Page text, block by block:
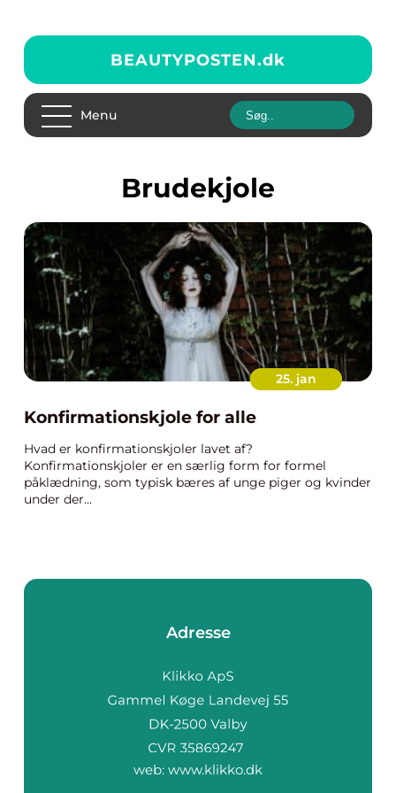
BEAUTYPOSTEN.dk
Menu
Brudekjole
25. jan
Konfirmationskjole for alle
Hvad er konfirmationskjoler lavet af?
Konfirmationskjoler er en særlig form for formel
påklædning, som typisk bæres af unge piger og kvinder
under der...
Adresse
web: www.klikko.dk